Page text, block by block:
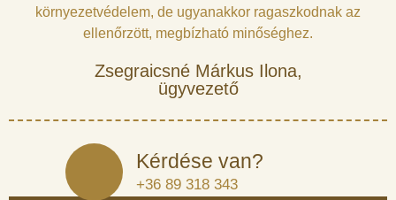
környezetvédelem, de ugyanakkor ragaszkodnak az
ellenőrzött, megbízható minőséghez.
Zsegraicsné Márkus Ilona,
ügyvezető
Kérdése van?
+36 89 318 343